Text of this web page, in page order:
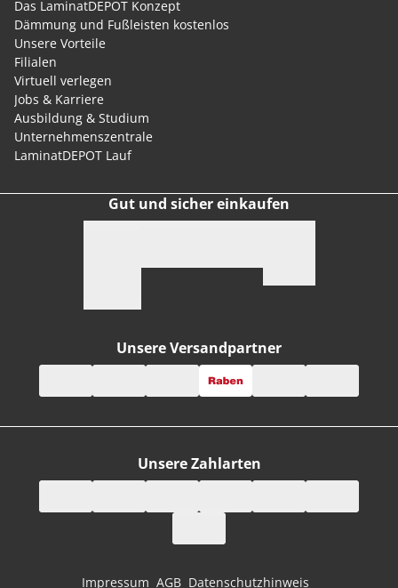
Das LaminatDEPOT Konzept
Dämmung und Fußleisten kostenlos
Unsere Vorteile
Filialen
Virtuell verlegen
Jobs & Karriere
Ausbildung & Studium
Unternehmenszentrale
LaminatDEPOT Lauf
Gut und sicher einkaufen
Unsere Zahlarten
Unsere Versandpartner
Impressum AGB Datenschutzhinweis